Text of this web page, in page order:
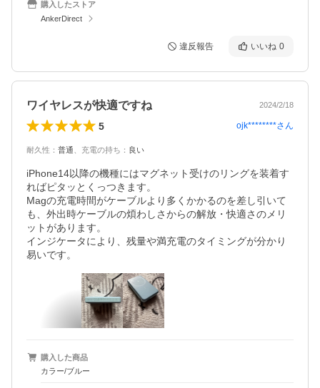
購入したストア
AnkerDirect
違反報告 いいね 0
ワイヤレスが快適ですね 2024/2/18
5 ojk********さん
耐久性 ： 普通 充電の持ち ： 良い
iPhone14以降の機種にはマグネット受けのリングを装着す
ればピタッとくっつきます。
Magの充電時間がケーブルより多くかかるのを差し引いて
も、外出時ケーブルの煩わしさからの解放・快適さのメリ
ットがあります。
インジケータにより、残量や満充電のタイミングが分かり
易いです。
購入した商品
カラー/ブルー